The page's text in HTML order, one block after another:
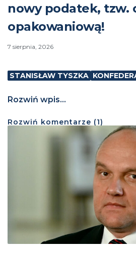
nowy podatek, tzw.
opakowaniową!
7 sierpnia, 2026
STANISŁAW TYSZKA
Rozwiń wpis...
Rozwiń komentarze (1)